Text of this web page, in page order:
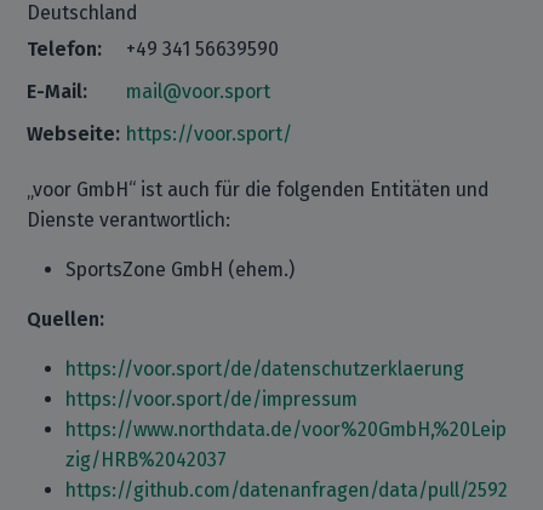
Deutschland
Telefon:
+49 341 56639590
E-Mail:
mail@voor.sport
Webseite: https://voor.sport/
„voor GmbH“ ist auch für die folgenden Entitäten und
Dienste verantwortlich:
SportsZone GmbH (ehem.)
Quellen:
https://voor.sport/de/datenschutzerklaerung
https://voor.sport/de/impressum
https://www.northdata.de/voor%20GmbH,%20Leip
zig/HRB%2042037
https://github.com/datenanfragen/data/pull/2592